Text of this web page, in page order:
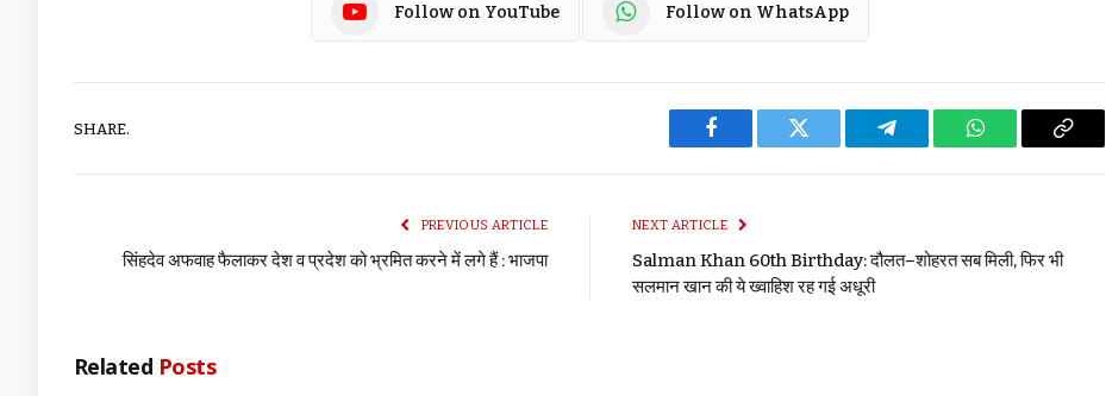
Follow on YouTube Follow on WhatsApp
SHARE.
Facebook Twitter Telegram WhatsAppCopy
PREVIOUS ARTICLE
सिंहदेव अफवाह फैलाकर देश व प्रदेश को भ्रमित करने में लगे हैं : भाजपा
NEXT ARTICLE
Salman Khan 60th Birthday: दौलत–शोहरत सब मिली, फिर भी
सलमान खान की ये ख्वाहिश रह गई अधूरी
Related Posts